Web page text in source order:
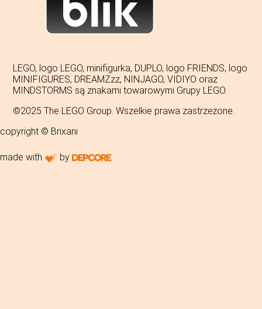
LEGO, logo LEGO, minifigurka, DUPLO, logo FRIENDS, logo
MINIFIGURES, DREAMZzz, NINJAGO, VIDIYO oraz
MINDSTORMS są znakami towarowymi Grupy LEGO.
©2025 The LEGO Group. Wszelkie prawa zastrzeżone.
copyright © Brixani
made with by